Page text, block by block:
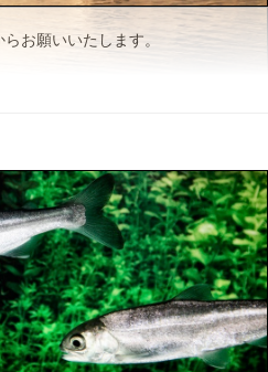
お願いいたします。